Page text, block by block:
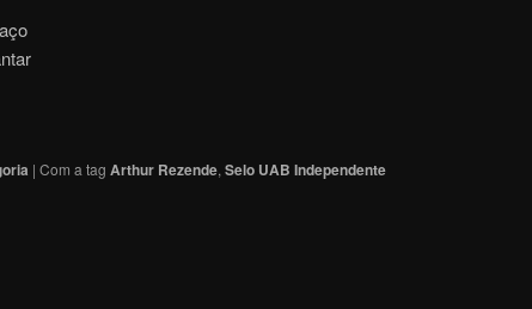
| Com a tag Arthur Rezende,Selo UAB Independente